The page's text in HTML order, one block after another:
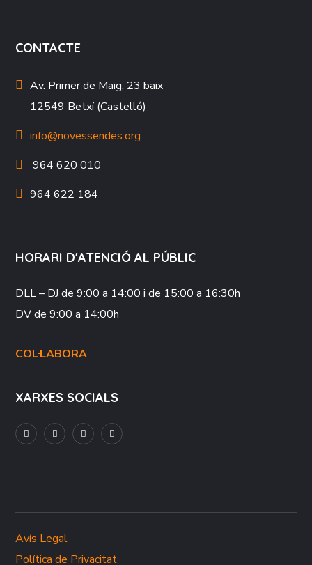
CONTACTE
Av. Primer de Maig, 23 baix
12549 Betxí (Castelló)
info@novessendes.org
964 620 010
964 622 184
HORARI D'ATENCIÓ AL PÚBLIC
DLL – DJde 9:00 a 14:00 i de 15:00 a 16:30h
DVde 9:00 a 14:00h
COL·LABORA
XARXES SOCIALS
Avís Legal
Política de Privacitat